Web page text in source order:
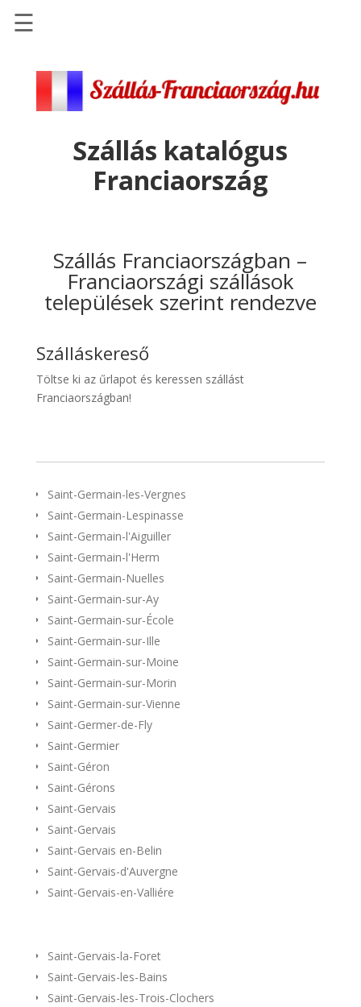
Szállások
Repülőjegy
pénzvisszatérítéssel
Discover
Cars
Transzfer
Taxi
☰
Szállás katalógus
Franciaország
Szállás Franciaországban –
Franciaországi szállások
települések szerint rendezve
Szálláskereső
Töltse ki az űrlapot és keressen szállást
Franciaországban!
Saint-Germain-les-Vergnes
Saint-Germain-Lespinasse
Saint-Germain-l'Aiguiller
Saint-Germain-l'Herm
Saint-Germain-Nuelles
Saint-Germain-sur-Ay
Saint-Germain-sur-École
Saint-Germain-sur-Ille
Saint-Germain-sur-Moine
Saint-Germain-sur-Morin
Saint-Germain-sur-Vienne
Saint-Germer-de-Fly
Saint-Germier
Saint-Géron
Saint-Gérons
Saint-Gervais
Saint-Gervais
Saint-Gervais en-Belin
Saint-Gervais-d'Auvergne
Saint-Gervais-en-Valliére
Saint-Gervais-la-Foret
Saint-Gervais-les-Bains
Saint-Gervais-les-Trois-Clochers